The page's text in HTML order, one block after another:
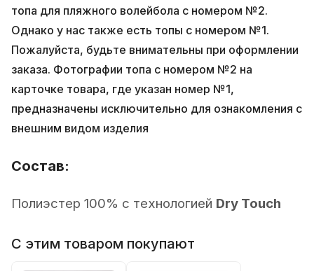
топа для пляжного волейбола с номером №2.
Однако у нас также есть топы с номером №1.
Пожалуйста, будьте внимательны при оформлении
заказа. Фотографии топа с номером №2 на
карточке товара, где указан номер №1,
предназначены исключительно для ознакомления с
внешним видом изделия
Состав:
Полиэстер 100% с технологией Dry Touch
С этим товаром покупают